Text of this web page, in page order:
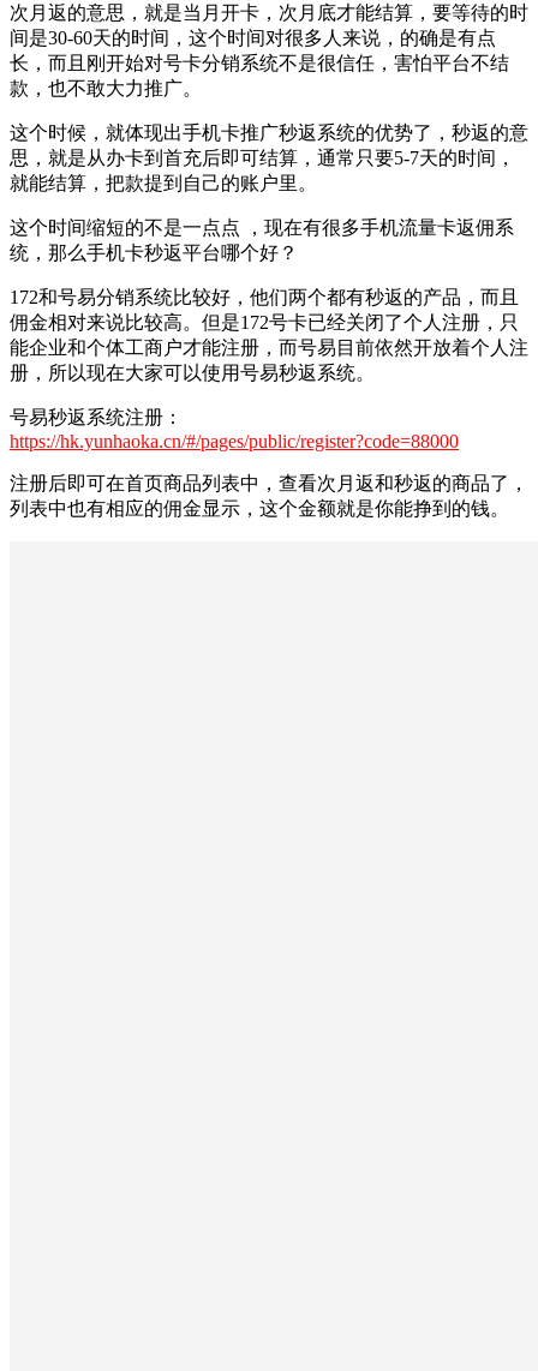
次月返的意思，就是当月开卡，次月底才能结算，要等待的时
间是30-60天的时间，这个时间对很多人来说，的确是有点
长，而且刚开始对号卡分销系统不是很信任，害怕平台不结
款，也不敢大力推广。
这个时候，就体现出手机卡推广秒返系统的优势了，秒返的意
思，就是从办卡到首充后即可结算，通常只要5-7天的时间，
就能结算，把款提到自己的账户里。
这个时间缩短的不是一点点 ，现在有很多手机流量卡返佣系
统，那么手机卡秒返平台哪个好？
172和号易分销系统比较好，他们两个都有秒返的产品，而且
佣金相对来说比较高。但是172号卡已经关闭了个人注册，只
能企业和个体工商户才能注册，而号易目前依然开放着个人注
册，所以现在大家可以使用号易秒返系统。
号易秒返系统注册：
https://hk.yunhaoka.cn/#/pages/public/register?code=88000
注册后即可在首页商品列表中，查看次月返和秒返的商品了，
列表中也有相应的佣金显示，这个金额就是你能挣到的钱。